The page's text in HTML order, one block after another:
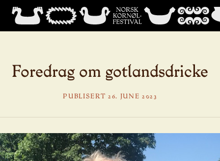
Foredrag om gotlandsdricke
PUBLISERT 26. JUNE 2023